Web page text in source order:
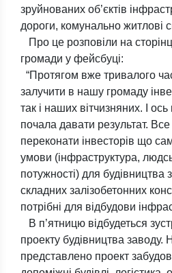
зруйнованих об’єктів
дороги, комунально житлові
Про це розповіли на
громади у фейсбуці:
“Протягом вже тривалого
залучити в нашу громаду
так і наших вітчизняних. І
почала давати результат.
переконати інвесторів що
умови (інфраструктура,
потужності) для будівництва
складних залізобетонних
потрібні для відбудови
В п’ятницю відбудеться
проекту будівництва заводу.
представлено проект